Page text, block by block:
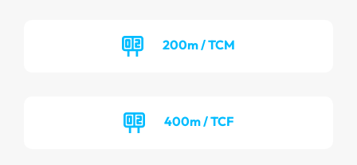
200m / TCM
400m / TCF